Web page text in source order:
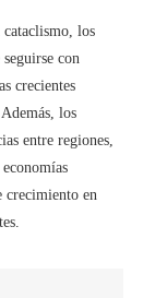
cataclismo, los
con
crecientes
los
entre regiones,
crecimiento en